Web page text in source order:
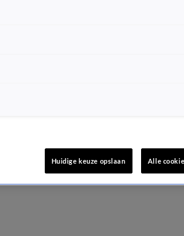
Huidige keuze opslaan Alle